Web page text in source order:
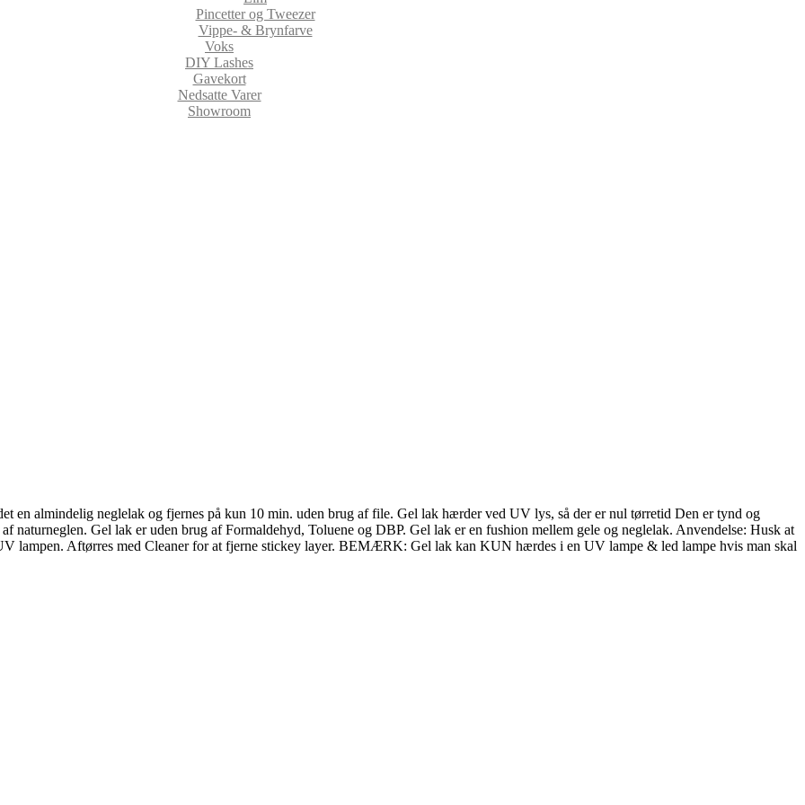
Pincetter og Tweezer
Vippe- & Brynfarve
Voks
DIY Lashes
Gavekort
Nedsatte Varer
Showroom
en almindelig neglelak og fjernes på kun 10 min. uden brug af file. Gel lak hærder ved UV lys, så der er nul tørretid Den er tynd og
naturneglen. Gel lak er uden brug af Formaldehyd, Toluene og DBP. Gel lak er en fushion mellem gele og neglelak. Anvendelse: Husk at
lampen. Aftørres med Cleaner for at fjerne stickey layer. BEMÆRK: Gel lak kan KUN hærdes i en UV lampe & led lampe hvis man skal